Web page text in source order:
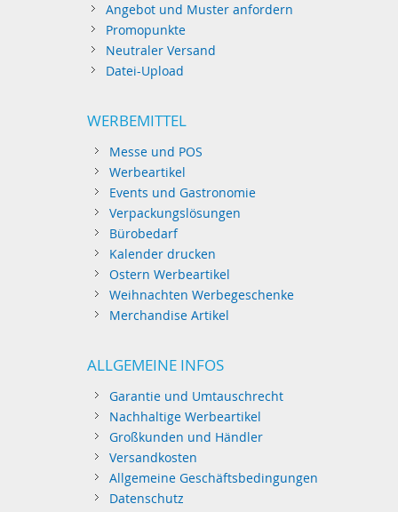
Angebot und Muster anfordern
Promopunkte
Neutraler Versand
Datei-Upload
WERBEMITTEL
Messe und POS
Werbeartikel
Events und Gastronomie
Verpackungslösungen
Bürobedarf
Kalender drucken
Ostern Werbeartikel
Weihnachten Werbegeschenke
Merchandise Artikel
ALLGEMEINE INFOS
Garantie und Umtauschrecht
Nachhaltige Werbeartikel
Großkunden und Händler
Versandkosten
Allgemeine Geschäftsbedingungen
Datenschutz